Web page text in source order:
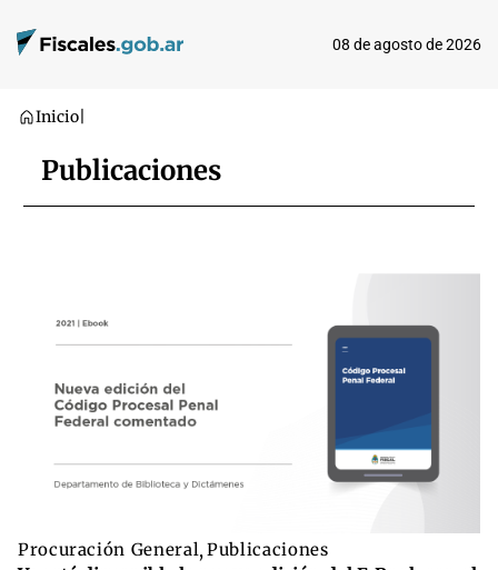
08 de agosto de 2026
Inicio
Publicaciones
Procuración General,Publicaciones